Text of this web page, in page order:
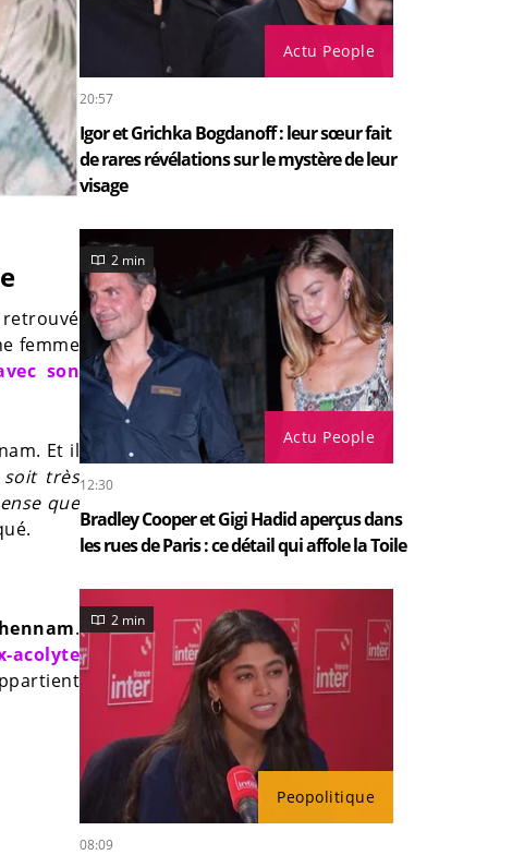
femme
son
Et il
soit très
que
.
acolyte
Actu People
20:57
Igor et Grichka Bogdanoff : leur sœur fait
de rares révélations sur le mystère de leur
visage
Actu People
2 min
12:30
Bradley Cooper et Gigi Hadid aperçus dans
les rues de Paris : ce détail qui affole la Toile
Peopolitique
2 min
08:09